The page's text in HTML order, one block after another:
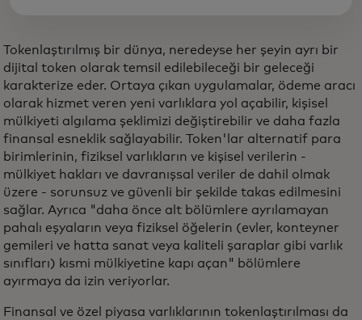
Tokenlaştırılmış bir dünya, neredeyse her şeyin ayrı bir
dijital token olarak temsil edilebileceği bir geleceği
karakterize eder. Ortaya çıkan uygulamalar, ödeme aracı
olarak hizmet veren yeni varlıklara yol açabilir, kişisel
mülkiyeti algılama şeklimizi değiştirebilir ve daha fazla
finansal esneklik sağlayabilir. Token'lar alternatif para
birimlerinin, fiziksel varlıkların ve kişisel verilerin -
mülkiyet hakları ve davranışsal veriler de dahil olmak
üzere - sorunsuz ve güvenli bir şekilde takas edilmesini
sağlar. Ayrıca "daha önce alt bölümlere ayrılamayan
pahalı eşyaların veya fiziksel öğelerin (evler, konteyner
gemileri ve hatta sanat veya kaliteli şaraplar gibi varlık
sınıfları) kısmi mülkiyetine kapı açan" bölümlere
ayırmaya da izin veriyorlar.
Finansal ve özel piyasa varlıklarının tokenlaştırılması da